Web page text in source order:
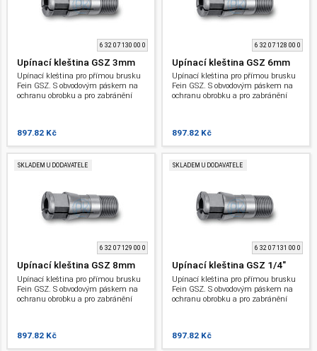
6 32 07 130 00 0
Upínací kleština GSZ 3mm
Upínací kleština pro přímou brusku
Fein GSZ. S obvodovým páskem na
ochranu obrobku a pro zabránění
897.82 Kč
6 32 07 128 00 0
Upínací kleština GSZ 6mm
Upínací kleština pro přímou brusku
Fein GSZ. S obvodovým páskem na
ochranu obrobku a pro zabránění
897.82 Kč
SKLADEM U DODAVATELE
6 32 07 129 00 0
Upínací kleština GSZ 8mm
Upínací kleština pro přímou brusku
Fein GSZ. S obvodovým páskem na
ochranu obrobku a pro zabránění
897.82 Kč
SKLADEM U DODAVATELE
6 32 07 131 00 0
Upínací kleština GSZ 1/4"
Upínací kleština pro přímou brusku
Fein GSZ. S obvodovým páskem na
ochranu obrobku a pro zabránění
897.82 Kč